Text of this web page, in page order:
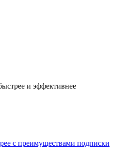
и эффективнее
с преимуществами подписки